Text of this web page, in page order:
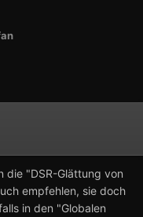
die "DSR-Glättung von
empfehlen, sie doch
in den "Globalen